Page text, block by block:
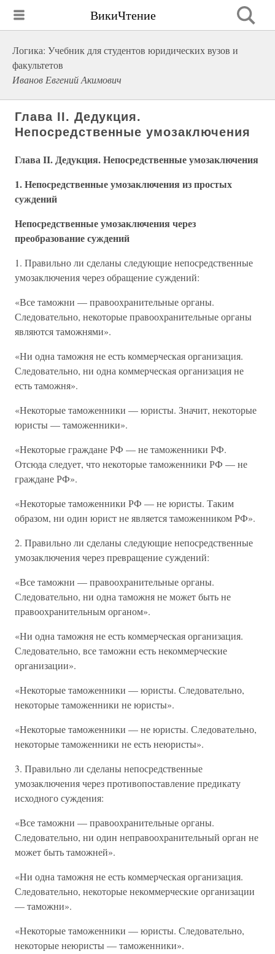
ВикиЧтение
Логика: Учебник для студентов юридических вузов и
факультетов
Иванов Евгений Акимович
Глава II. Дедукция.
Непосредственные умозаключения
Глава II. Дедукция. Непосредственные умозаключения
1. Непосредственные умозаключения из простых
суждений
Непосредственные умозаключения через
преобразование суждений
1. Правильно ли сделаны следующие непосредственные
умозаключения через обращение суждений:
«Все таможни — правоохранительные органы.
Следовательно, некоторые правоохранительные органы
являются таможнями».
«Ни одна таможня не есть коммерческая организация.
Следовательно, ни одна коммерческая организация не
есть таможня».
«Некоторые таможенники — юристы. Значит, некоторые
юристы — таможенники».
«Некоторые граждане РФ — не таможенники РФ.
Отсюда следует, что некоторые таможенники РФ — не
граждане РФ».
«Некоторые таможенники РФ — не юристы. Таким
образом, ни один юрист не является таможенником РФ».
2. Правильно ли сделаны следующие непосредственные
умозаключения через превращение суждений:
«Все таможни — правоохранительные органы.
Следовательно, ни одна таможня не может быть не
правоохранительным органом».
«Ни одна таможня не есть коммерческая организация.
Следовательно, все таможни есть некоммерческие
организации».
«Некоторые таможенники — юристы. Следовательно,
некоторые таможенники не юристы».
«Некоторые таможенники — не юристы. Следовательно,
некоторые таможенники не есть неюристы».
3. Правильно ли сделаны непосредственные
умозаключения через противопоставление предикату
исходного суждения:
«Все таможни — правоохранительные органы.
Следовательно, ни один неправоохранительный орган не
может быть таможней».
«Ни одна таможня не есть коммерческая организация.
Следовательно, некоторые некоммерческие организации
— таможни».
«Некоторые таможенники — юристы. Следовательно,
некоторые неюристы — таможенники».